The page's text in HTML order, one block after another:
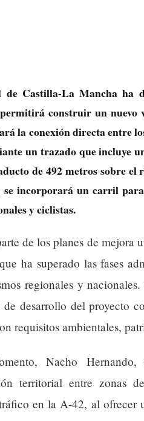
de Castilla-La Mancha ha
construir un nuevo
la conexión directa entre
un trazado que incluye
de 492 metros sobre el
se incorporará un carril
y ciclistas.
de los planes de mejora
ha superado las fases
regionales y
desarrollo del proyecto
requisitos ambientales,
Nacho Hernando,
territorial entre zonas
en la A-42, al ofrecer